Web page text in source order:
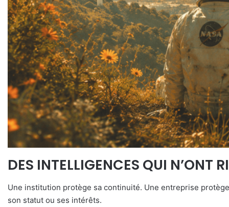
DES INTELLIGENCES QUI N’ONT
Une institution protège sa continuité. Une entreprise
son statut ou ses intérêts.